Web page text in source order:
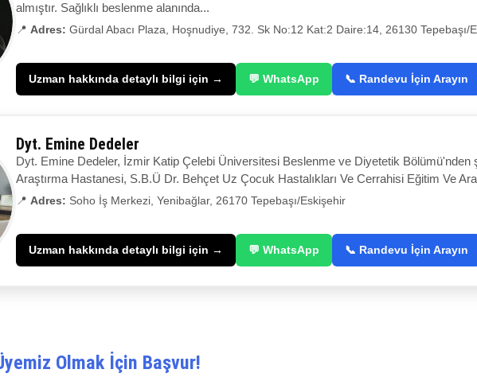
almıştır. Sağlıklı beslenme alanında...
📍 Adres: Gürdal Abacı Plaza, Hoşnudiye, 732. Sk No:12 Kat:2 Daire:14, 26130 Tepebaşı/
Uzman hakkında detaylı bilgi için → 💬 WhatsApp 📞 Randevu İçin Arayın
Dyt. Emine Dedeler
Dyt. Emine Dedeler, İzmir Katip Çelebi Üniversitesi Beslenme ve Diyetetik
Araştırma Hastanesi, S.B.Ü Dr. Behçet Uz Çocuk Hastalıkları Ve Cerrahisi Eğitim Ve
📍 Adres: Soho İş Merkezi, Yenibağlar, 26170 Tepebaşı/Eskişehir
Uzman hakkında detaylı bilgi için → 💬 WhatsApp 📞 Randevu İçin Arayın
Olmak İçin Başvur!